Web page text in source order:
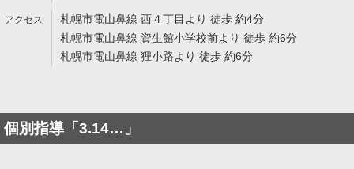
札幌市電山鼻線 西４丁目より 徒歩 約4分
札幌市電山鼻線 資生館小学校前より 徒歩 約6分
札幌市電山鼻線 狸小路より 徒歩 約6分
個別指導「3.14…」